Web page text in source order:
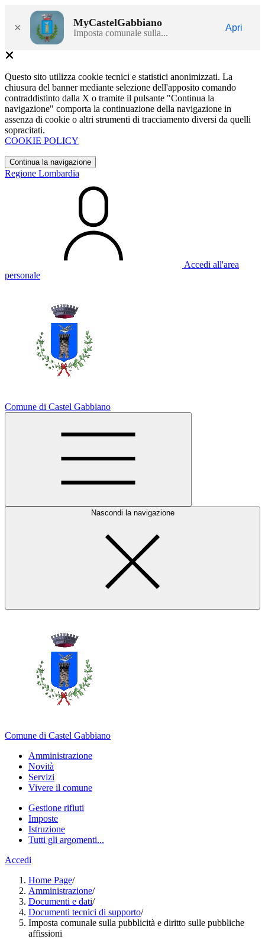
× MyCastelGabbiano
Imposta comunale sulla...
Apri
Questo sito utilizza cookie tecnici e statistici anonimizzati. La
chiusura del banner mediante selezione dell'apposito comando
contraddistinto dalla X o tramite il pulsante "Continua la
navigazione" comporta la continuazione della navigazione in
assenza di cookie o altri strumenti di tracciamento diversi da quelli
sopracitati.
COOKIE POLICY
Continua la navigazione
Regione Lombardia
Accedi all'area
personale
Comune di Castel Gabbiano
Nascondi la navigazione
Comune di Castel Gabbiano
Amministrazione
Novità
Servizi
Vivere il comune
Gestione rifiuti
Imposte
Istruzione
Tutti gli argomenti...
Accedi
Home Page/
Amministrazione/
Documenti e dati/
Documenti tecnici di supporto/
Imposta comunale sulla pubblicità e diritto sulle pubbliche
affissioni